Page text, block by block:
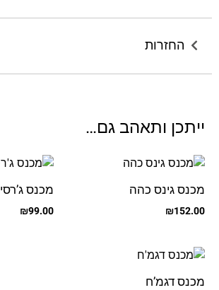
החזרות
ייתכן ותאהב גם…
מכנס גינס כהה
₪152.00
מכנס ג’רסי
₪99.00
מכנס דגמ’ח